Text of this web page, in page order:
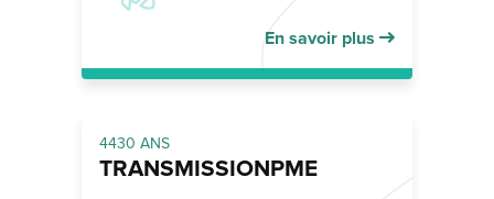
En savoir plus
4430 ANS
TRANSMISSIONPME